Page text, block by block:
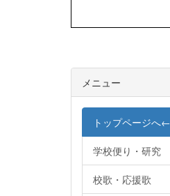
メニュー
トップページへ←
学校便り・研究
校歌・応援歌